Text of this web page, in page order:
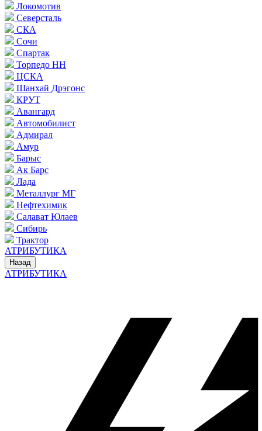
Локомотив
Северсталь
СКА
Сочи
Спартак
Торпедо НН
ЦСКА
Шанхай Дрэгонс
КРУТ
Авангард
Автомобилист
Адмирал
Амур
Барыс
Ак Барс
Лада
Металлург МГ
Нефтехимик
Салават Юлаев
Сибирь
Трактор
АТРИБУТИКА
Назад
АТРИБУТИКА